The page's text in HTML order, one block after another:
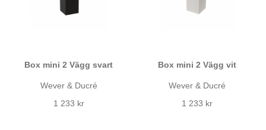
Box mini 2 Vägg svart
Wever & Ducré
1 233 kr
Box mini 2 Vägg vit
Wever & Ducré
1 233 kr